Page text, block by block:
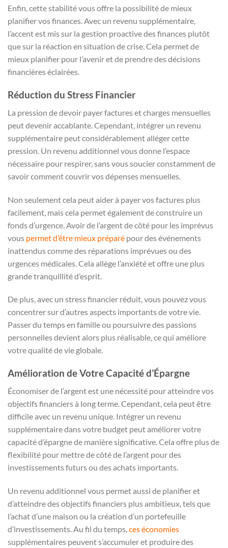
Enfin, cette stabilité vous offre la possibilité de mieux
planifier vos finances. Avec un revenu supplémentaire,
l’accent est mis sur la gestion proactive des finances plutôt
que sur la réaction en situation de crise. Cela permet de
mieux planifier pour l’avenir et de prendre des décisions
financières éclairées.
Réduction du Stress Financier
La pression de devoir payer factures et charges mensuelles
peut devenir accablante. Cependant, intégrer un revenu
supplémentaire peut considérablement alléger cette
pression. Un revenu additionnel vous donne l’espace
nécessaire pour respirer, sans vous soucier constamment de
savoir comment couvrir vos dépenses mensuelles.
Non seulement cela peut aider à payer vos factures plus
facilement, mais cela permet également de construire un
fonds d’urgence. Avoir de l’argent de côté pour les imprévus
vous permet d’être mieux préparé pour des événements
inattendus comme des réparations imprévues ou des
urgences médicales. Cela allège l’anxiété et offre une plus
grande tranquillité d’esprit.
De plus, avec un stress financier réduit, vous pouvez vous
concentrer sur d’autres aspects importants de votre vie.
Passer du temps en famille ou poursuivre des passions
personnelles devient alors plus réalisable, ce qui améliore
votre qualité de vie globale.
Amélioration de Votre Capacité d’Épargne
Économiser de l’argent est une nécessité pour atteindre vos
objectifs financiers à long terme. Cependant, cela peut être
difficile avec un revenu unique. Intégrer un revenu
supplémentaire dans votre budget peut améliorer votre
capacité d’épargne de manière significative. Cela offre plus de
flexibilité pour mettre de côté de l’argent pour des
investissements futurs ou des achats importants.
Un revenu additionnel vous permet aussi de planifier et
d’atteindre des objectifs financiers plus ambitieux, tels que
l’achat d’une maison ou la création d’un portefeuille
d’investissements. Au fil du temps, ces économies
supplémentaires peuvent s’accumuler et produire des